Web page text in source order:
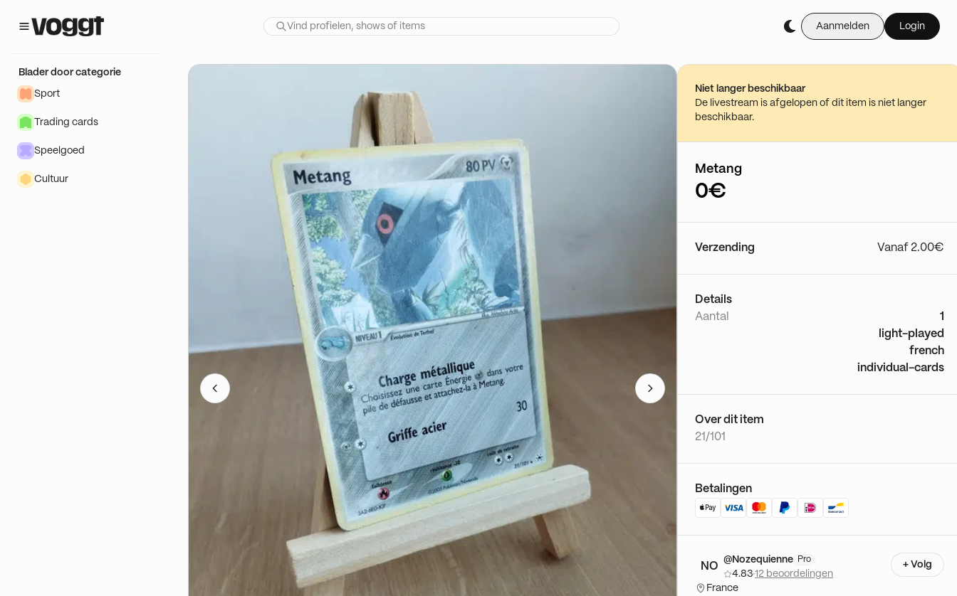
Aanmelden Login
Blader door categorie
Sport
Trading cards
Speelgoed
Cultuur
Niet langer beschikbaar
De livestream is afgelopen of dit item is niet langer
beschikbaar.
Metang
0€
Verzending Vanaf 2.00€
Details
Aantal
1
light-played
french
individual-cards
Over dit item
21/101
Betalingen
NO
@Nozequienne Pro
4.83·12 beoordelingen
France
+ Volg